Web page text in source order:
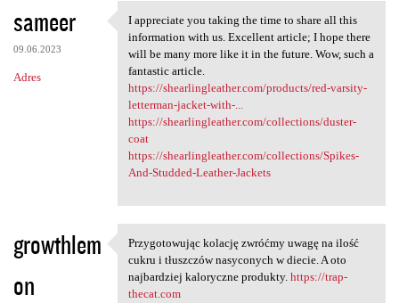
sameer
09.06.2023
Adres
I appreciate you taking the
I appreciate you taking the time to share all this
information with us. Excellent article; I hope there
will be many more like it in the future. Wow, such a
fantastic article.
https://shearlingleather.com/products/red-varsity-
letterman-jacket-with-...
https://shearlingleather.com/collections/duster-
coat
https://shearlingleather.com/collections/Spikes-
And-Studded-Leather-Jackets
growthlem
on
Przygotowując kolację zwróćmy
Przygotowując kolację zwróćmy uwagę na ilość
cukru i tłuszczów nasyconych w diecie. A oto
najbardziej kaloryczne produkty. https://trap-
thecat.com